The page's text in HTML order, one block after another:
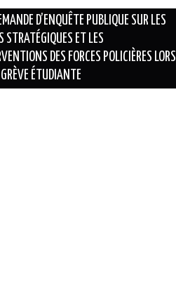
D’ENQUÊTE PUBLIQUE SUR LES
STRATÉGIQUES ET LES
DES FORCES POLICIÈRES LORS
ÉTUDIANTE